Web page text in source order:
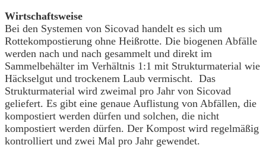
Wirtschaftsweise
Bei den Systemen von Sicovad handelt es sich um
Rottekompostierung ohne Heißrotte. Die biogenen Abfälle
werden nach und nach gesammelt und direkt im
Sammelbehälter im Verhältnis 1:1 mit Strukturmaterial wie
Häckselgut und trockenem Laub vermischt. Das
Strukturmaterial wird zweimal pro Jahr von Sicovad
geliefert. Es gibt eine genaue Auflistung von Abfällen, die
kompostiert werden dürfen und solchen, die nicht
kompostiert werden dürfen. Der Kompost wird regelmäßig
kontrolliert und zwei Mal pro Jahr gewendet.